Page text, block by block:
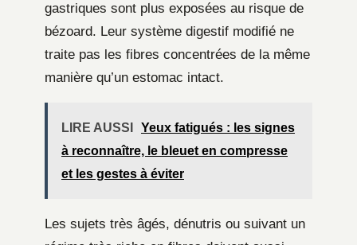
gastriques sont plus exposées au risque de
bézoard. Leur système digestif modifié ne
traite pas les fibres concentrées de la même
manière qu’un estomac intact.
LIRE AUSSI
Yeux fatigués : les signes
à reconnaître, le bleuet en compresse
et les gestes à éviter
Les sujets très âgés, dénutris ou suivant un